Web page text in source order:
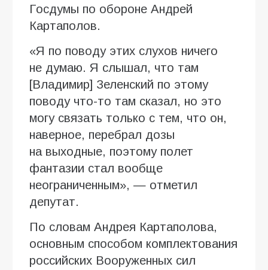
Госдумы по обороне Андрей
Картаполов.
«Я по поводу этих слухов ничего
не думаю. Я слышал, что там
[Владимир] Зеленский по этому
поводу что-то там сказал, но это
могу связать только с тем, что он,
наверное, перебрал дозы
на выходные, поэтому полет
фантазии стал вообще
неограниченным», — отметил
депутат.
По словам Андрея Картаполова,
основным способом комплектования
российских Вооруженных сил